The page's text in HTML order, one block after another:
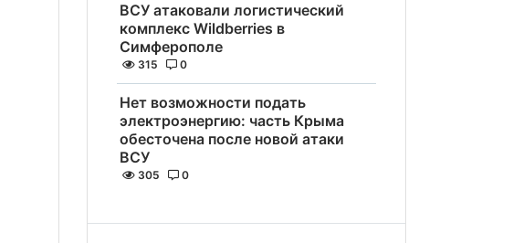
ВСУ атаковали логистический
комплекс Wildberries в
Симферополе
315 0
Нет возможности подать
электроэнергию: часть Крыма
обесточена после новой атаки
ВСУ
305 0